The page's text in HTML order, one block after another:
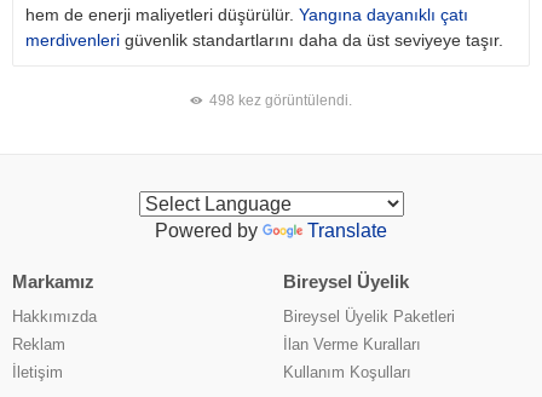
hem de enerji maliyetleri düşürülür. Yangına dayanıklı çatı
merdivenleri güvenlik standartlarını daha da üst seviyeye taşır.
498 kez görüntülendi.
Powered by Translate
Markamız
Hakkımızda
Reklam
İletişim
Bireysel Üyelik
Bireysel Üyelik Paketleri
İlan Verme Kuralları
Kullanım Koşulları